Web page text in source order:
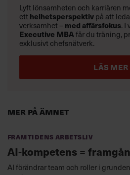
Mer på ämnet
Framtidens arbetsliv
AI-kompetens =
AI förändrar team och roller i
Lyft lönsamheten och karriären
ett helhetsperspektivpå att
verksamhet – med affärsfokus. I
Executive MBAfår du träning,
exklusivt chefsnätverk.
LÄS MER